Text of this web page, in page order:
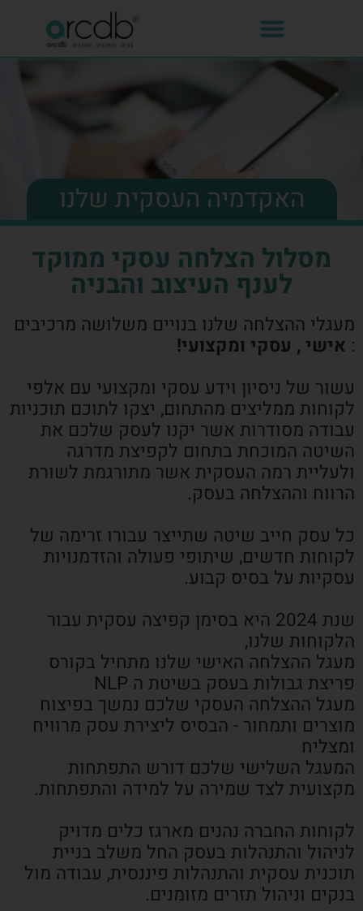
האקדמיה העסקית שלנו
מסלול הצלחה עסקי ממוקד
לענף העיצוב והבניה
מעגלי ההצלחה שלנו בנויים משלושה מרכיבים
: אישי , עסקי ומקצועי!
עשור של ניסיון וידע עסקי ומקצועי עם אלפי
לקוחות ממליצים מהתחום, יצקו לתוכם תוכניות
עבודה מסודרות אשר יקנו לעסק שלכם את
השיטה המוכחת בתחום לקפיצת מדרגה
ולעליית רמה העסקית אשר מתורגמת לשורת
הרווח וההצלחה בעסק.
כל עסק חייב שיטה שתייצר עבורו זרימה של
לקוחות חדשים, שיתופי פעולה והזדמנויות
עסקיות על בסיס קבוע.
שנת 2024 היא בסימן קפיצה עסקית עבור
הלקוחות שלנו,
מעגל ההצלחה האישי שלנו מתחיל בקורס
פריצת גבולות בעסק בשיטת ה NLP
מעגל ההצלחה העסקי שלכם נמשך בפיצוח
מוצרים ותמחור - הבסיס ליצירת עסק מרוויח
ומצליח
המעגל השלישי שלכם דורש התפתחות
מקצועית לצד שמירה על למידה והתפתחות.
לקוחות החברה נהנים מארגז כלים מדויק
לניהול והתנהלות בעסק החל משלב בניית
תוכנית עסקית והתנהלות פיננסית, עבודה מול
בנקים וניהול תזרים מזומנים.